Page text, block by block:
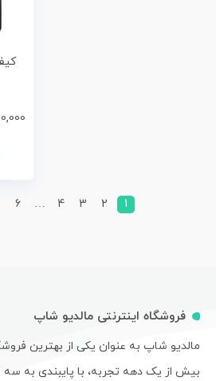
1
2
3
4
…
6
فروشگاه اینترنتی مالدیو شاپ
مالدیو شاپ به عنوان یکی از بهترین
بیش از یک دهه تجربه، با پایبندی به